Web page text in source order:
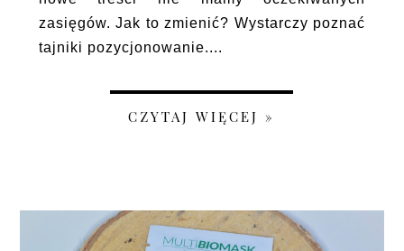
zasięgów. Jak to zmienić? Wystarczy poznać
tajniki pozycjonowanie....
CZYTAJ WIĘCEJ »